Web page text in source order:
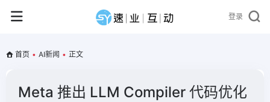
登录
首页 • AI新闻 • 正文
Meta 推出 LLM Compiler 代码优化